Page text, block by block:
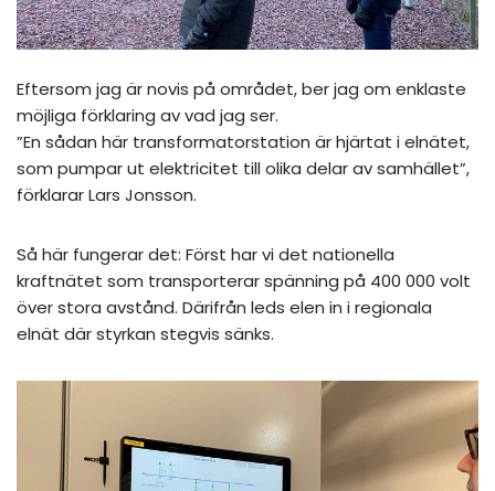
Eftersom jag är novis på området, ber jag om enklaste
möjliga förklaring av vad jag ser.
”En sådan här transformatorstation är hjärtat i elnätet,
som pumpar ut elektricitet till olika delar av samhället”,
förklarar Lars Jonsson.
Så här fungerar det: Först har vi det nationella
kraftnätet som transporterar spänning på 400 000 volt
över stora avstånd. Därifrån leds elen in i regionala
elnät där styrkan stegvis sänks.